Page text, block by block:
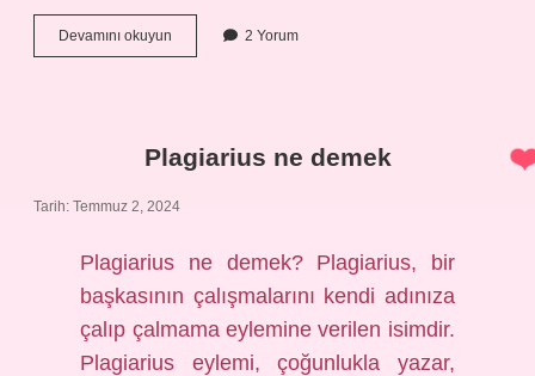
Devamını okuyun
çalışma
2 Yorum
Plagiarius ne demek
Tarih: Temmuz 2, 2024
Plagiarius ne demek? Plagiarius, bir
başkasının çalışmalarını kendi adınıza
çalıp çalmama eylemine verilen isimdir.
Plagiarius eylemi, çoğunlukla yazar,